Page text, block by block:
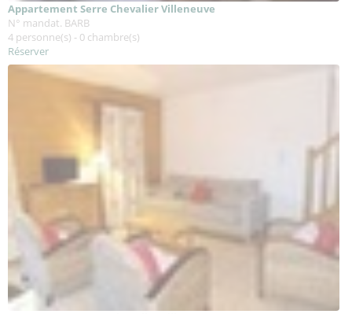
Appartement Serre Chevalier Villeneuve
N° mandat. BARB
4 personne(s) - 0 chambre(s)
Réserver